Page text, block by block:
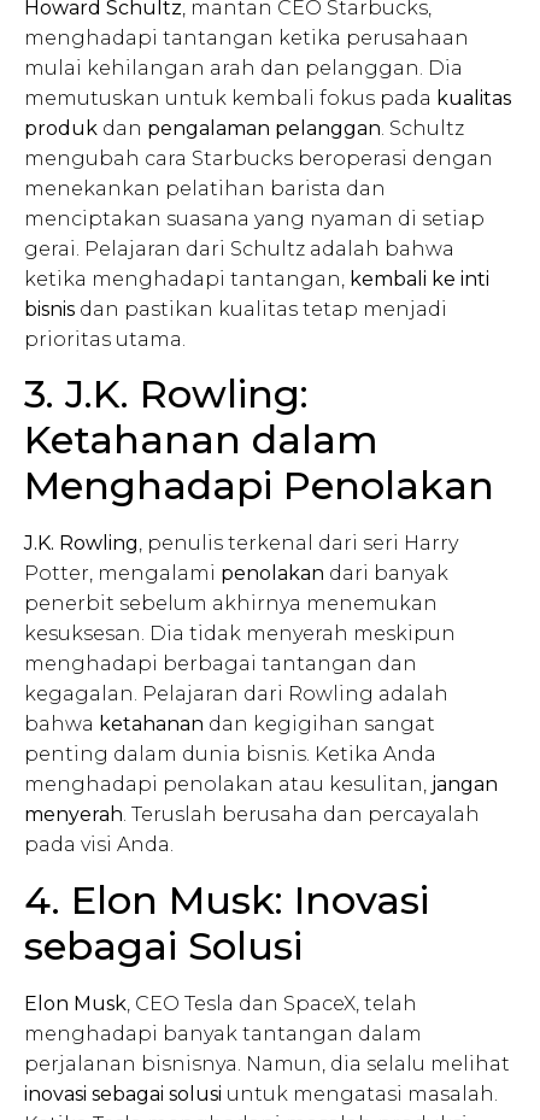
Howard Schultz, mantan CEO Starbucks,
menghadapi tantangan ketika perusahaan
mulai kehilangan arah dan pelanggan. Dia
memutuskan untuk kembali fokus pada kualitas
produk dan pengalaman pelanggan. Schultz
mengubah cara Starbucks beroperasi dengan
menekankan pelatihan barista dan
menciptakan suasana yang nyaman di setiap
gerai. Pelajaran dari Schultz adalah bahwa
ketika menghadapi tantangan, kembali ke inti
bisnis dan pastikan kualitas tetap menjadi
prioritas utama.
3. J.K. Rowling:
Ketahanan dalam
Menghadapi Penolakan
J.K. Rowling, penulis terkenal dari seri Harry
Potter, mengalami penolakan dari banyak
penerbit sebelum akhirnya menemukan
kesuksesan. Dia tidak menyerah meskipun
menghadapi berbagai tantangan dan
kegagalan. Pelajaran dari Rowling adalah
bahwa ketahanan dan kegigihan sangat
penting dalam dunia bisnis. Ketika Anda
menghadapi penolakan atau kesulitan, jangan
menyerah. Teruslah berusaha dan percayalah
pada visi Anda.
4. Elon Musk: Inovasi
sebagai Solusi
Elon Musk , CEO Tesla dan SpaceX, telah
menghadapi banyak tantangan dalam
perjalanan bisnisnya. Namun, dia selalu melihat
inovasi sebagai solusi untuk mengatasi masalah.